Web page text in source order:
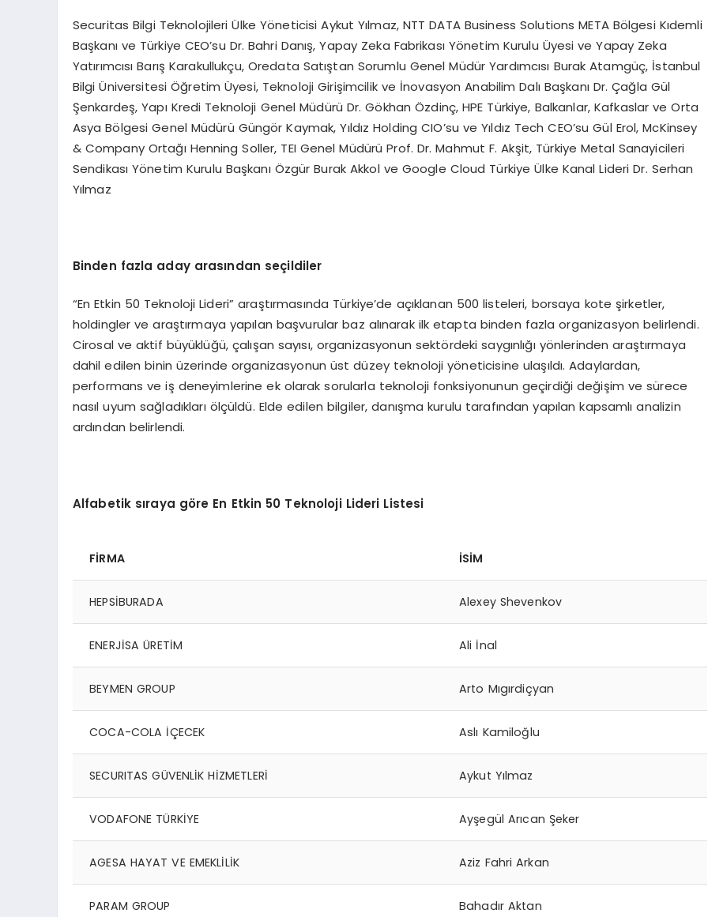
Securitas Bilgi Teknolojileri Ülke Yöneticisi Aykut Yılmaz, NTT DATA Business Solutions META Bölgesi Kıdemli
Başkanı ve Türkiye CEO’su Dr. Bahri Danış, Yapay Zeka Fabrikası Yönetim Kurulu Üyesi ve Yapay Zeka
Yatırımcısı Barış Karakullukçu, Oredata Satıştan Sorumlu Genel Müdür Yardımcısı Burak Atamgüç, İstanbul
Bilgi Üniversitesi Öğretim Üyesi, Teknoloji Girişimcilik ve İnovasyon Anabilim Dalı Başkanı Dr. Çağla Gül
Şenkardeş, Yapı Kredi Teknoloji Genel Müdürü Dr. Gökhan Özdinç, HPE Türkiye, Balkanlar, Kafkaslar ve Orta
Asya Bölgesi Genel Müdürü Güngör Kaymak, Yıldız Holding CIO’su ve Yıldız Tech CEO’su Gül Erol, McKinsey
& Company Ortağı Henning Soller, TEI Genel Müdürü Prof. Dr. Mahmut F. Akşit, Türkiye Metal Sanayicileri
Sendikası Yönetim Kurulu Başkanı Özgür Burak Akkol ve Google Cloud Türkiye Ülke Kanal Lideri Dr. Serhan
Yılmaz
Binden fazla aday arasından seçildiler
“En Etkin 50 Teknoloji Lideri” araştırmasında Türkiye’de açıklanan 500 listeleri, borsaya kote şirketler,
holdingler ve araştırmaya yapılan başvurular baz alınarak ilk etapta binden fazla organizasyon belirlendi.
Cirosal ve aktif büyüklüğü, çalışan sayısı, organizasyonun sektördeki saygınlığı yönlerinden araştırmaya
dahil edilen binin üzerinde organizasyonun üst düzey teknoloji yöneticisine ulaşıldı. Adaylardan,
performans ve iş deneyimlerine ek olarak sorularla teknoloji fonksiyonunun geçirdiği değişim ve sürece
nasıl uyum sağladıkları ölçüldü. Elde edilen bilgiler, danışma kurulu tarafından yapılan kapsamlı analizin
ardından belirlendi.
Alfabetik sıraya göre En Etkin 50 Teknoloji Lideri Listesi
FİRMA İSİM
HEPSİBURADA Alexey Shevenkov
ENERJİSA ÜRETİM Ali İnal
BEYMEN GROUP Arto Mıgırdiçyan
COCA-COLA İÇECEK Aslı Kamiloğlu
SECURITAS GÜVENLİK HİZMETLERİ Aykut Yılmaz
VODAFONE TÜRKİYE Ayşegül Arıcan Şeker
AGESA HAYAT VE EMEKLİLİK Aziz Fahri Arkan
PARAM GROUP Bahadır Aktan